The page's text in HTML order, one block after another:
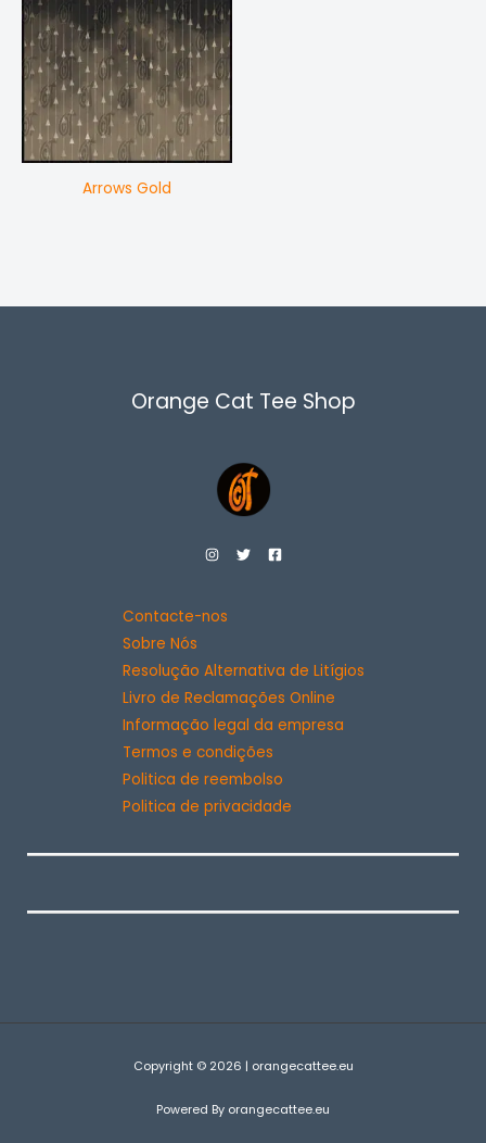
Arrows Gold
Orange Cat Tee Shop
Contacte-nos
Sobre Nós
Resolução Alternativa de Litígios
Livro de Reclamações Online
Informação legal da empresa
Termos e condições
Politica de reembolso
Politica de privacidade
Copyright © 2026 | orangecattee.eu
Powered By orangecattee.eu